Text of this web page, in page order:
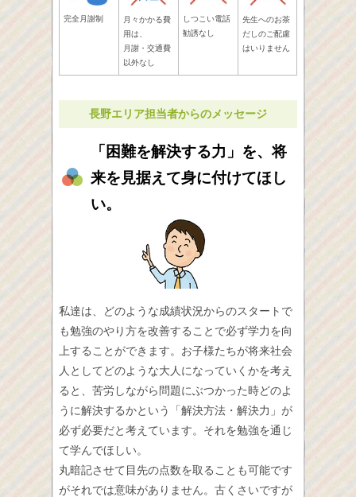
完全月謝制
月々かかる費
用は、
月謝・交通費
以外なし
しつこい電話
勧誘なし
先生へのお茶
だしのご配慮
はいりません
長野エリア担当者からのメッセージ
「困難を解決する力」を、将
来を見据えて身に付けてほし
い。
私達は、どのような成績状況からのスタートで
も勉強のやり方を改善することで必ず学力を向
上することができます。お子様たちが将来社会
人としてどのような大人になっていくかを考え
ると、苦労しながら問題にぶつかった時どのよ
うに解決するかという「解決方法・解決力」が
必ず必要だと考えています。それを勉強を通じ
て学んでほしい。
丸暗記させて目先の点数を取ることも可能です
がそれでは意味がありません。古くさいですが